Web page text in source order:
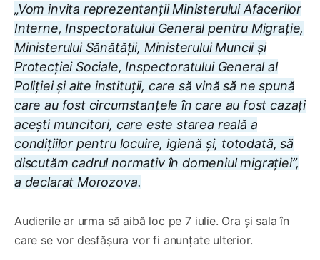
„Vom invita reprezentanții Ministerului Afacerilor
Interne, Inspectoratului General pentru Migrație,
Ministerului Sănătății, Ministerului Muncii și
Protecției Sociale, Inspectoratului General al
Poliției și alte instituții, care să vină să ne spună
care au fost circumstanțele în care au fost cazați
acești muncitori, care este starea reală a
condițiilor pentru locuire, igienă și, totodată, să
discutăm cadrul normativ în domeniul migrației”,
a declarat Morozova.
Audierile ar urma să aibă loc pe 7 iulie. Ora și sala în
care se vor desfășura vor fi anunțate ulterior.